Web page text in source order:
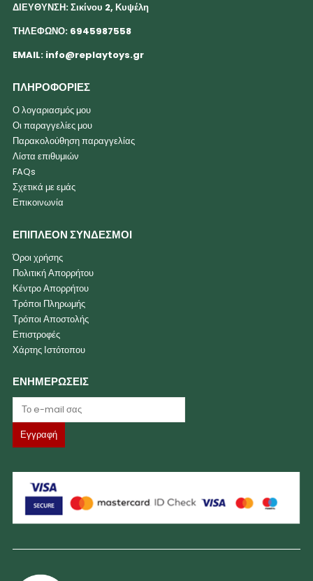
ΔΙΕΥΘΥΝΣΗ: Σικίνου 2, Κυψέλη
ΤΗΛΕΦΩΝΟ: 6945987558
EMAIL: info@replaytoys.gr
ΠΛΗΡΟΦΟΡΙΕΣ
Ο λογαριασμός μου
Οι παραγγελίες μου
Παρακολούθηση παραγγελίας
Λίστα επιθυμιών
FAQs
Σχετικά με εμάς
Επικοινωνία
ΕΠΙΠΛΕΟΝ ΣΥΝΔΕΣΜΟΙ
Όροι χρήσης
Πολιτική Απορρήτου
Κέντρο Απορρήτου
Τρόποι Πληρωμής
Τρόποι Αποστολής
Επιστροφές
Χάρτης Ιστότοπου
ΕΝΗΜΕΡΩΣΕΙΣ